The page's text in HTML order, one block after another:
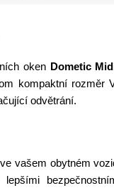
oken Dometic
kompaktní rozměr
odvětrání.
vašem obytném